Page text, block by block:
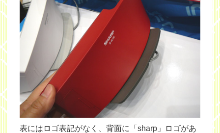
表にはロゴ表記がなく、背面に「sharp」ロゴがあ